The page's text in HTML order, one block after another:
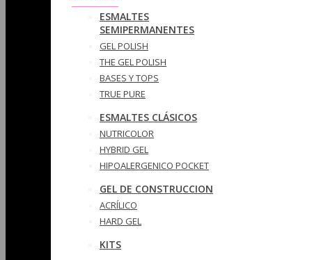
ESMALTES
SEMIPERMANENTES
GEL POLISH
THE GEL POLISH
BASES Y‎ TOPS
TRUE PURE
ESMALTES CLÁSICOS
NUTRICOLOR
HYBRID GEL
HIPOALERGENICO POCKET
GEL DE CONSTRUCCION
ACRÍLICO
HARD GEL
KITS